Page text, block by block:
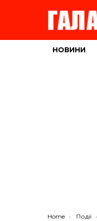
НОВИНИ
You are here:
Home Події